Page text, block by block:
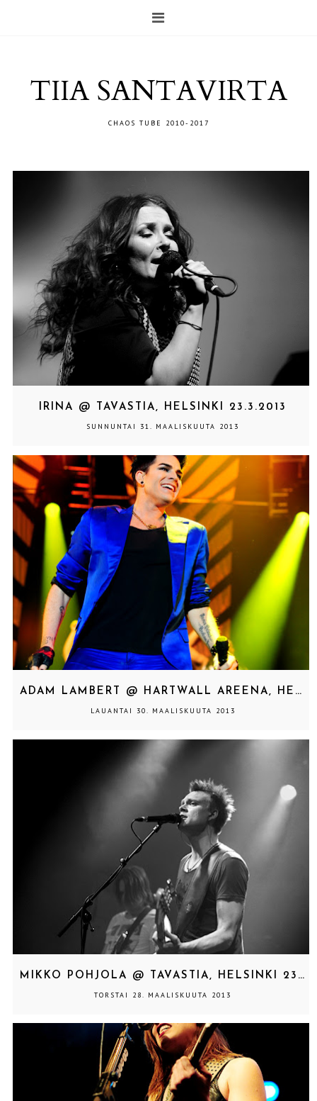
TIIA SANTAVIRTA
CHAOS TUBE 2010-2017
IRINA @ TAVASTIA, HELSINKI 23.3.2013
SUNNUNTAI 31. MAALISKUUTA 2013
ADAM LAMBERT @ HARTWALL AREENA, HELSINKI 22.3.2013
LAUANTAI 30. MAALISKUUTA 2013
MIKKO POHJOLA @ TAVASTIA, HELSINKI 23.3.2013
TORSTAI 28. MAALISKUUTA 2013